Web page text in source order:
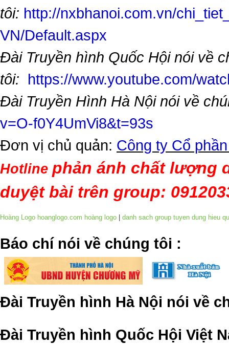
tôi: http://nxbhanoi.com.vn/
VN/Default.aspx
Đài Truyền hình Quốc Hội nói về
tôi: https://www.youtube.com/
Đài Truyền Hình Hà Nội nói về
v=O-f0Y4UmVi8&t=93s
Đơn vị chủ quản: Công ty Cổ
Hotline phản ánh chất lượng
duyệt bài trên group:
Hoàng Logo hoanglogo.com hoàng logo | danh sach group tuyen dung hieu
​Báo chí nói về chúng tôi :
Đài Truyền hình Hà Nội nói về
Đài Truyền hình Quốc Hội Việt